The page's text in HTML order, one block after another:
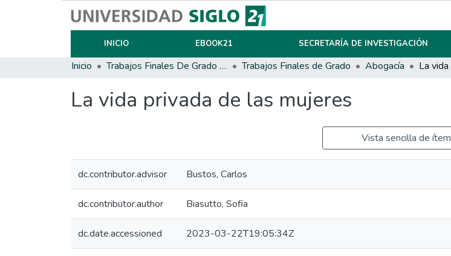
INICIO EBOOK21 SECRETARÍA DE INVESTIGACIÓN
Inicio Trabajos Finales De Grado Y Posgrado Trabajos Finales de Grado Abogacía
La vida privada de las mujeres
Vista sencilla de ítem
dc.contributor.advisor Bustos, Carlos
dc.contributor.author Biasutto, Sofia
dc.date.accessioned 2023-03-22T19:05:34Z